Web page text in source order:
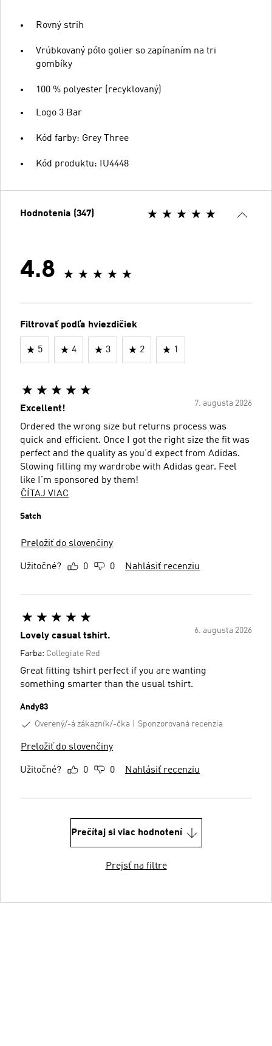
Rovný strih
Vrúbkovaný pólo golier so zapínaním na tri
gombíky
100 % polyester (recyklovaný)
Logo 3 Bar
Kód farby: Grey Three
Kód produktu: IU4448
Hodnotenia (347)
4.8
Filtrovať podľa hviezdičiek
5 4 3 2 1
7. augusta 2026
Excellent!
Ordered the wrong size but returns process was
quick and efficient. Once I got the right size the fit was
perfect and the quality as you’d expect from Adidas.
Slowing filling my wardrobe with Adidas gear. Feel
like I’m sponsored by them!
ČÍTAJ VIAC
Satch
Preložiť do slovenčiny
Užitočné? 0 0 Nahlásiť recenziu
6. augusta 2026
Lovely casual tshirt.
Farba: Collegiate Red
Great fitting tshirt perfect if you are wanting
something smarter than the usual tshirt.
Andy83
Overený/-á zákazník/-čka
Sponzorovaná recenzia
Preložiť do slovenčiny
Užitočné? 0 0 Nahlásiť recenziu
Prečítaj si viac hodnotení
Prejsť na filtre